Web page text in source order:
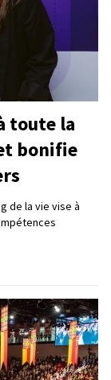
toute la
bonifie
de la vie vise à